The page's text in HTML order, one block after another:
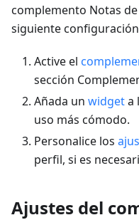
complemento Notas
siguiente
Active el
sección
Añada un widgeta
uso más cómodo.
Personalice los
perfil, si es
Ajustes del